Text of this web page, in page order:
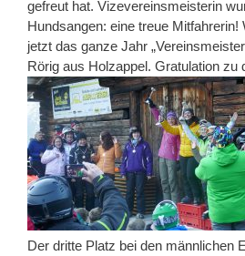
gefreut hat. Vizevereinsmeisterin
Hundsangen: eine treue Mitfahrerin!
jetzt das ganze Jahr
Rörig aus Holzappel. Gratulation zu
Der dritte Platz bei den männlichen